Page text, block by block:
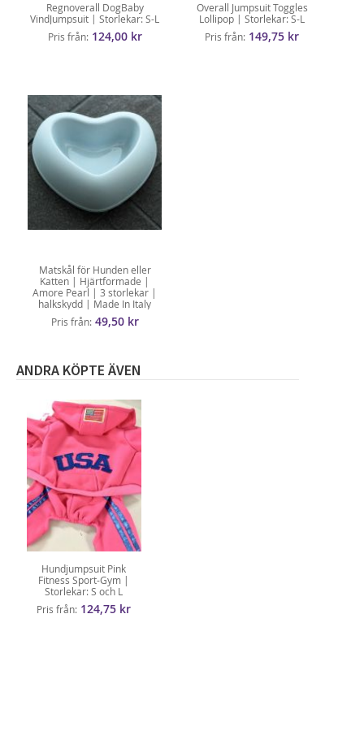
Regnoverall DogBaby
VindJumpsuit | Storlekar: S-L
Pris från 124,00 kr
Overall Jumpsuit Toggles
Lollipop | Storlekar: S-L
Pris från 149,75 kr
Matskål för Hunden eller
Katten | Hjärtformade |
Amore Pearl | 3 storlekar |
halkskydd | Made In Italy
Pris från 49,50 kr
ANDRA KÖPTE ÄVEN
Hundjumpsuit Pink
Fitness Sport-Gym |
Storlekar: S och L
Pris från 124,75 kr